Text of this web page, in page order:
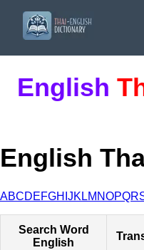
English
English
ABCDEFGH JK LM NOPQR
Search Word
English